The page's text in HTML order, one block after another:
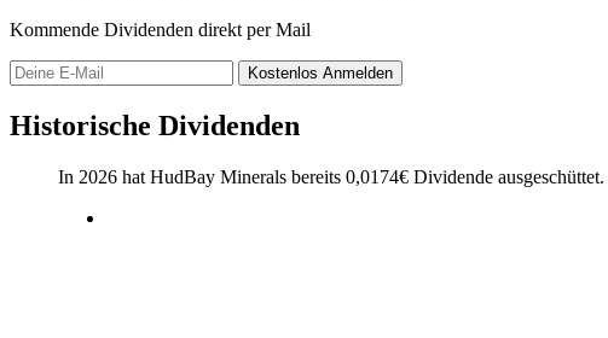
Kommende Dividenden direkt per Mail
Kostenlos Anmelden
Historische Dividenden
In 2026 hat HudBay Minerals bereits 0,0174€ Dividende ausgeschüttet.